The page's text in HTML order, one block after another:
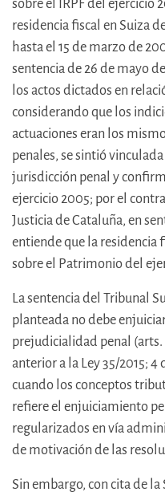
sobre el IRPF del ejercicio
residencia fiscal en Suiza
hasta el 15 de marzo de
sentencia de 26 de mayo
los actos dictados en
considerando que los
actuaciones eran los
penales, se sintió
jurisdicción penal y
ejercicio 2005; por el
Justicia de Cataluña, en
entiende que la residencia
sobre el Patrimonio del
La sentencia del Tribunal
planteada no debe
prejudicialidad penal (arts.
anterior a la Ley 35/2015; 4
cuando los conceptos
refiere el enjuiciamiento
regularizados en vía
de motivación de las
Sin embargo, con cita de la